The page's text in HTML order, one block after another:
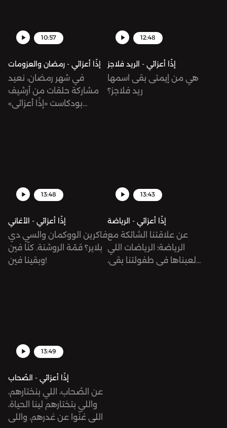
«إذًا أعزائي».
10:57
إذًا أعزائي - رمضان والعزومات
في شهر رمضان، نعيد
مشاركة حلقات من أرشيف
بودكاست «إذًا أعزائي»
12:48
إذًا أعزائي - الريد فلاجز
هي من إيمتى بقى اسمها
13:48
إذًا أعزائي - الأغاني
فاكرين الووكمان والسي دي
بلاير؟ قمّة الروشنة. كنّا فين
وبقينا فين!
13:43
إذًا أعزائي - الرياضة
عن علاقتنا الشائكة مع
الرياضة؛ الرياضات اللي
لعبناها في طفولتنا بقى،
13:49
إذًا أعزائي - الصُحاب
عن الصُحاب، اللي بنختارهم،
واللي بتختارهم لينا الحياة،
واللي غنّوا عن غدرهم، واللي